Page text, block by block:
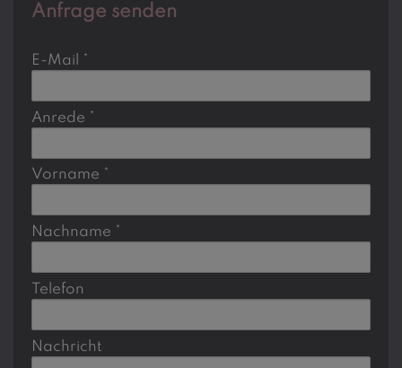
Anfrage senden
E-Mail
Anrede
Vorname
Nachname
Telefon
Nachricht